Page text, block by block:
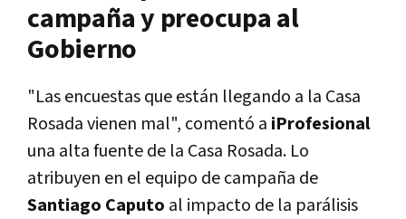
campaña y preocupa al
Gobierno
"Las encuestas que están llegando a la Casa
Rosada vienen mal", comentó a iProfesional
una alta fuente de la Casa Rosada. Lo
atribuyen en el equipo de campaña de
Santiago Caputo al impacto de la parálisis